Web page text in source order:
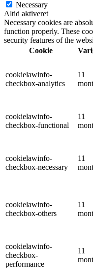
Necessary
Altid aktiveret
Necessary cookies are
function properly. These
security features of the
Cookie
cookielawinfo-
checkbox-analytics
11
cookielawinfo-
checkbox-functional
11
cookielawinfo-
checkbox-necessary
11
cookielawinfo-
checkbox-others
11
cookielawinfo-
checkbox-
performance
11